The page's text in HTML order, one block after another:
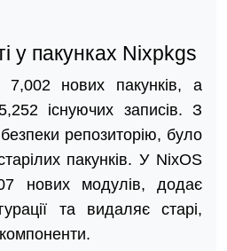
у пакунках Nixpkgs
нових пакунків, а
існуючих записів. З
репозиторію, було
пакунків. У NixOS
нових модулів, додає
та видаляє старі,